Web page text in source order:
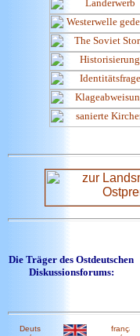
Die Träger des Ostdeutschen
Diskussionsforums: